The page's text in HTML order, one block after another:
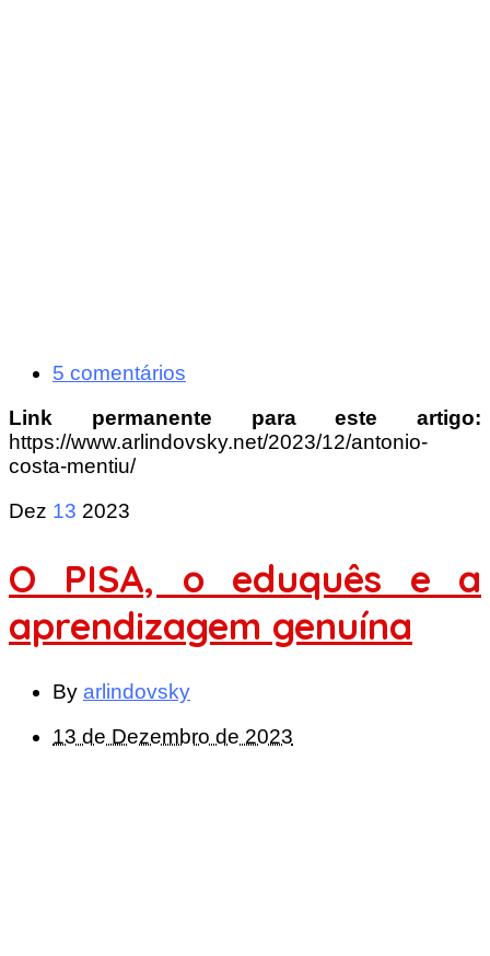
5 comentários
Link permanente para este artigo:
https://www.arlindovsky.net/2023/12/antonio-
costa-mentiu/
Dez 13 2023
O PISA, o eduquês e a
aprendizagem genuína
By arlindovsky
13 de Dezembro de 2023